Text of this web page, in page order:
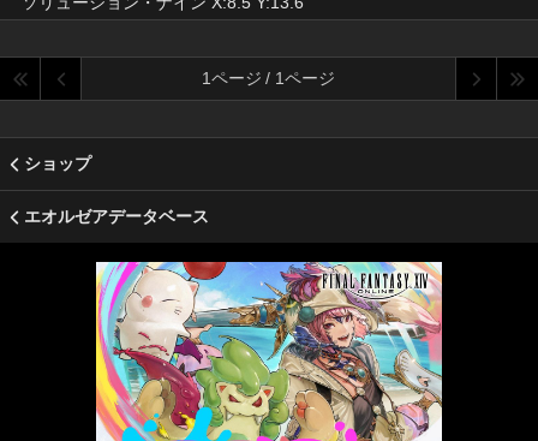
1ページ / 1ページ
ショップ
エオルゼアデータベース